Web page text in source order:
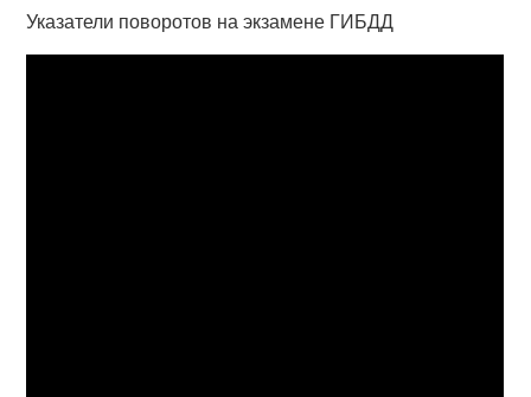
Указатели поворотов на экзамене ГИБДД